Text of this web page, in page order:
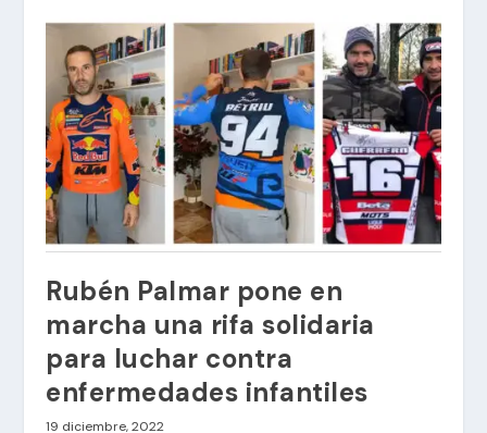
Rubén Palmar pone en
marcha una rifa solidaria
para luchar contra
enfermedades infantiles
19 diciembre, 2022